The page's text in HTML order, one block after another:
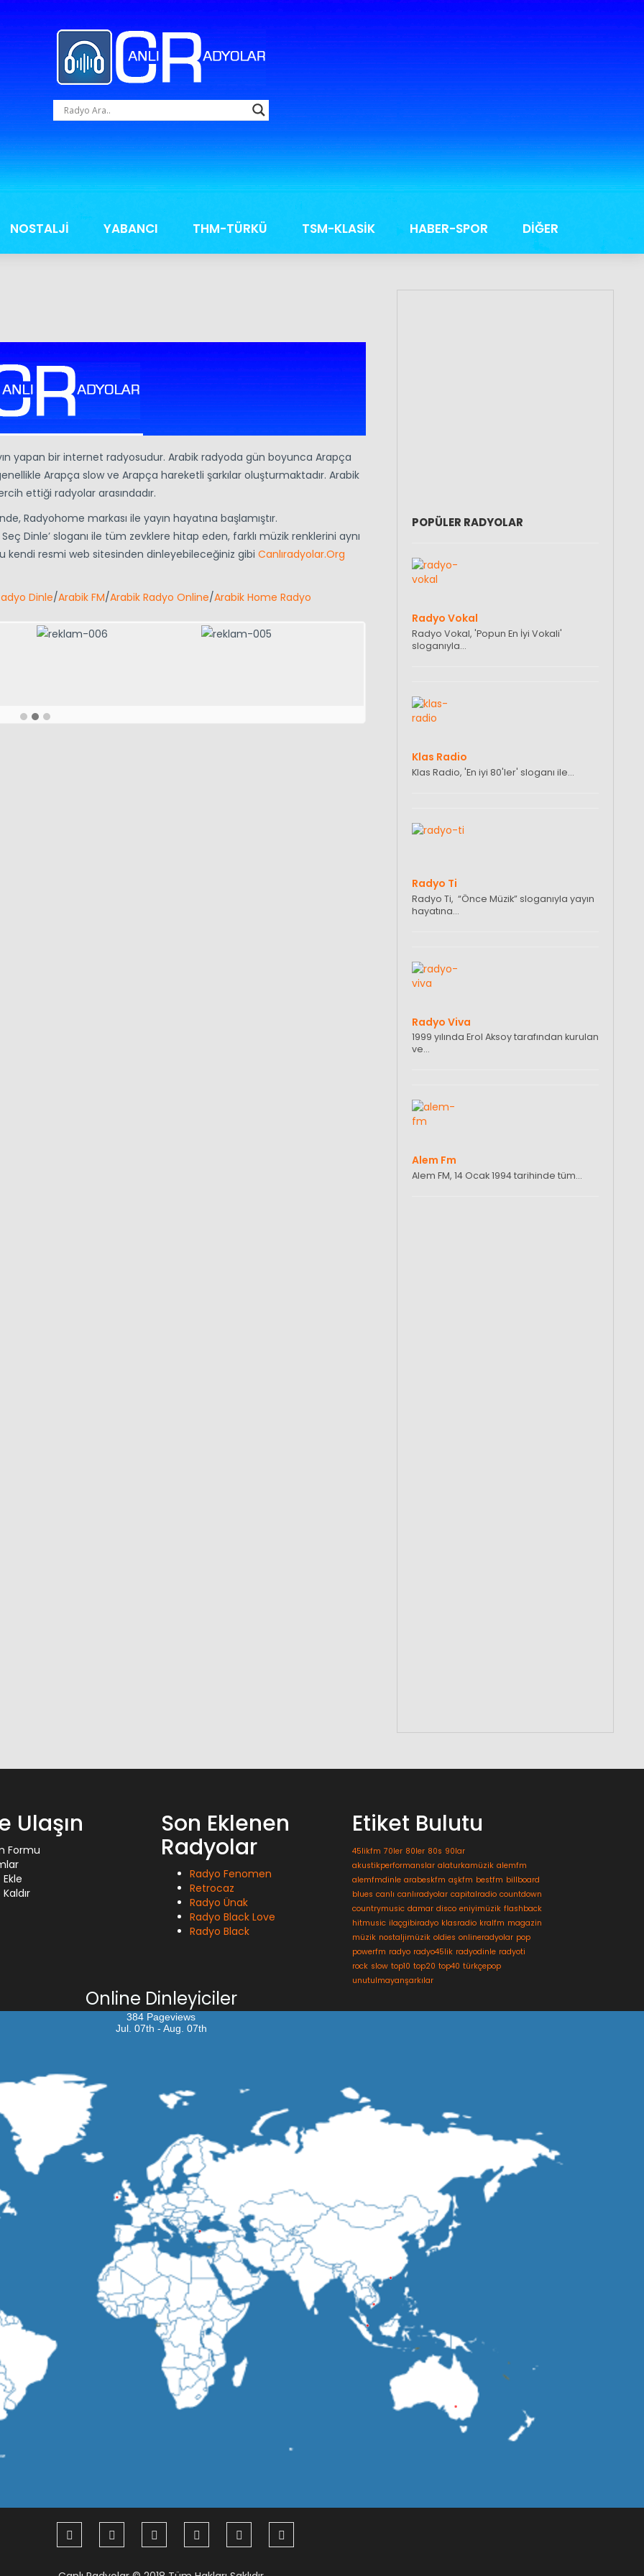
NOSTALJİ YABANCI THM-TÜRKÜ TSM-KLASİK HABER-SPOR DİĞER
yapan bir internet radyosudur. Arabik radyoda gün boyunca Arapça
Arapça slow ve Arapça hareketli şarkılar oluşturmaktadır. Arabik
ettiği radyolar arasındadır.
Radyohome markası ile yayın hayatına başlamıştır.
Dinle’ sloganı ile tüm zevklere hitap eden, farklı müzik renklerini aynı
kendi resmi web sitesinden dinleyebileceğiniz gibi Canlıradyolar.Org
Dinle/Arabik FM/Arabik Radyo Online/Arabik Home Radyo
POPÜLER RADYOLAR
Radyo Vokal
Radyo Vokal, 'Popun En İyi Vokali'
sloganıyla…
Klas Radio
Klas Radio, 'En iyi 80'ler' sloganı ile…
Radyo Ti
Radyo Ti, “Önce Müzik” sloganıyla yayın
hayatına…
Radyo Viva
1999 yılında Erol Aksoy tarafından kurulan
ve…
Alem Fm
Alem FM, 14 Ocak 1994 tarihinde tüm…
Ulaşın
Formu
Son Eklenen
Radyolar
Radyo Fenomen
Retrocaz
Radyo Ünak
Radyo Black Love
Radyo Black
Etiket Bulutu
45likfm 70ler 80ler 80s 90lar
akustikperformanslar alaturkamüzik alemfm
alemfmdinle arabeskfm aşkfm bestfm billboard
blues canlı canlıradyolar capitalradio countdown
countrymusic damar disco eniyimüzik flashback
hitmusic ilaçgibiradyo klasradio kralfm magazin
müzik nostaljimüzik oldies onlineradyolar pop
powerfm radyo radyo45lik radyodinle radyoti
rock slow top10 top20 top40 türkçepop
unutulmayanşarkılar
Online Dinleyiciler
384 Pageviews
Jul. 07th - Aug. 07th